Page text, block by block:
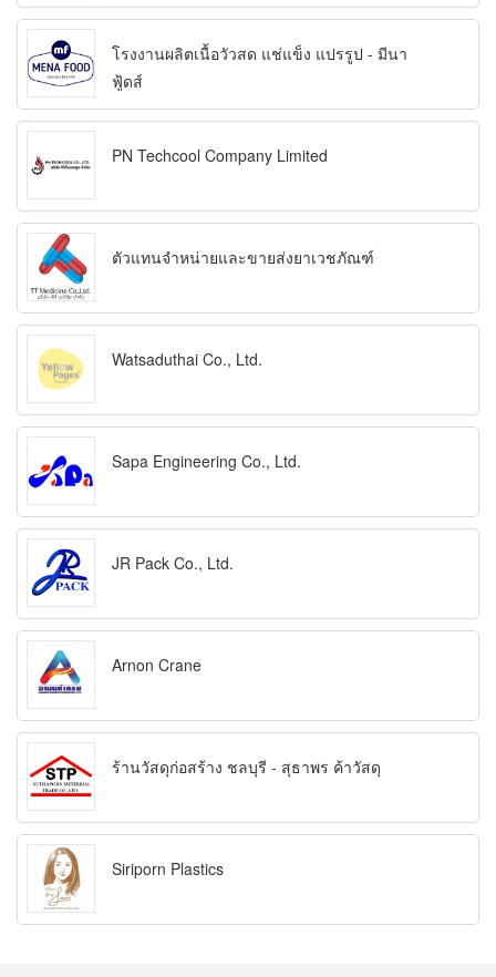
โรงงานผลิตเนื้อวัวสด แช่แข็ง แปรรูป - มีนา
ฟู้ดส์
PN Techcool Company Limited
ตัวแทนจำหน่ายและขายส่งยาเวชภัณฑ์
Watsaduthai Co., Ltd.
Sapa Engineering Co., Ltd.
JR Pack Co., Ltd.
Arnon Crane
ร้านวัสดุก่อสร้าง ชลบุรี - สุธาพร ค้าวัสดุ
Siriporn Plastics